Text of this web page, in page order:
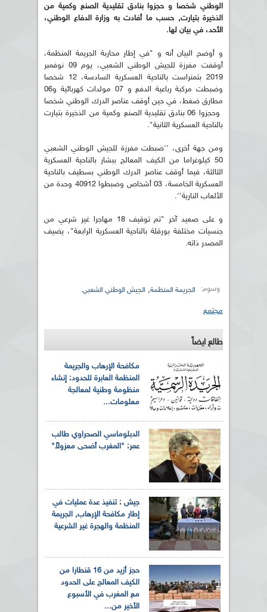
الوطني شخصا و حجزوا بنادق تقليدية الصنع وكمية من
الذخيرة بتيارت, حسب ما أفادت به وزارة الدفاع الوطني،
الأحد، في بيان لها.
و أوضح البيان أنه و "في إطار محاربة الجريمة المنظمة،
أوقفت مفرزة للجيش الوطني الشعبي، يوم 09 نوفمبر
2019 بتمنراست بالناحية العسكرية السادسة، 12 شخصا
وضبطت مركبة رباعية الدفع و 07 مولدات كهربائية و06
مطارق ضغط، في حين أوقف عناصر الدرك الوطني شخصا
وحجزوا 06 بنادق تقليدية الصنع وكمية من الذخيرة بتيارت
بالناحية العسكرية الثانية".
ومن جهة أخرى، ''ضبطت مفرزة للجيش الوطني الشعبي
50 كيلوغراما من الكيف المعالج ببشار بالناحية العسكرية
الثالثة، فيما أوقف عناصر الدرك الوطني بسطيف بالناحية
العسكرية الخامسة، 03 أشخاص وضبطوا 40912 وحدة من
الألعاب النارية''.
و على صعيد آخر "تم توقيف 18 مهاجرا غير شرعي من
جنسيات مختلفة بورقلة بالناحية العسكرية الرابعة"، يضيف
المصدر ذاته.
وسوم: الجريمة المنظمة, الجيش الوطني الشعبي
مجتمع
طالع ايضاً
مكافحة الإرهاب والجريمة
المنظمة العابرة للحدود: إنشاء
منظومة وطنية لمعالجة
معلومات...
الدبلوماسي الصحراوي طالب
عمر: "المغرب أضحى معزولاً"
جيش : تنفيذ عدة عمليات في
إطار مكافحة الإرهاب, الجريمة
المنظمة والهجرة غير الشرعية
حجز أزيد من 16 قنطارا من
الكيف المعالج على الحدود
مع المغرب في الأسبوع
الأخير من...